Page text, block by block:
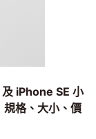
iPhone SE 小
規格、大小、價